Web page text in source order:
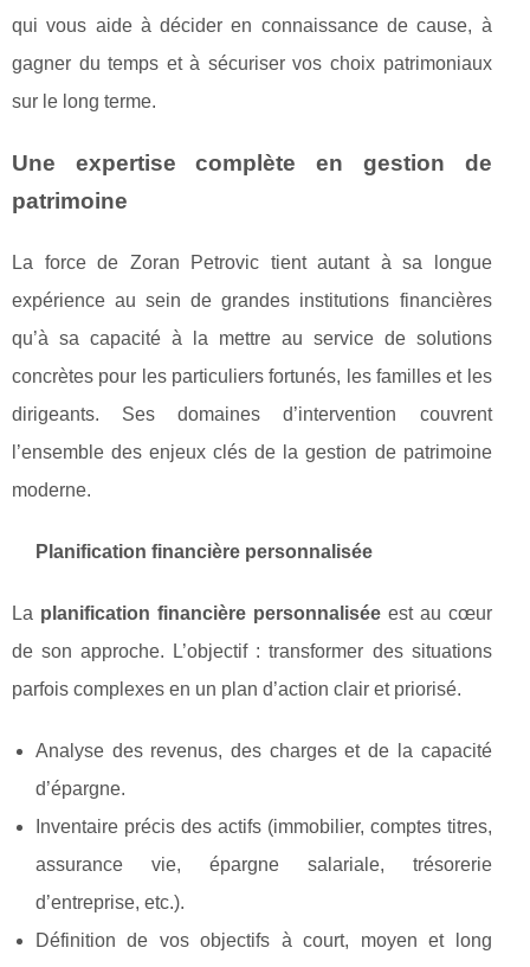
qui vous aide à décider en connaissance de cause, à
gagner du temps et à sécuriser vos choix patrimoniaux
sur le long terme.
Une expertise complète en gestion de
patrimoine
La force de Zoran Petrovic tient autant à sa longue
expérience au sein de grandes institutions financières
qu’à sa capacité à la mettre au service de solutions
concrètes pour les particuliers fortunés, les familles et les
dirigeants. Ses domaines d’intervention couvrent
l’ensemble des enjeux clés de la gestion de patrimoine
moderne.
Planification financière personnalisée
La planification financière personnaliséeest au cœur
de son approche. L’objectif : transformer des situations
parfois complexes en un plan d’action clair et priorisé.
Analyse des revenus, des charges et de la capacité
d’épargne.
Inventaire précis des actifs (immobilier, comptes titres,
assurance vie, épargne salariale, trésorerie
d’entreprise, etc.).
Définition de vos objectifs à court, moyen et long